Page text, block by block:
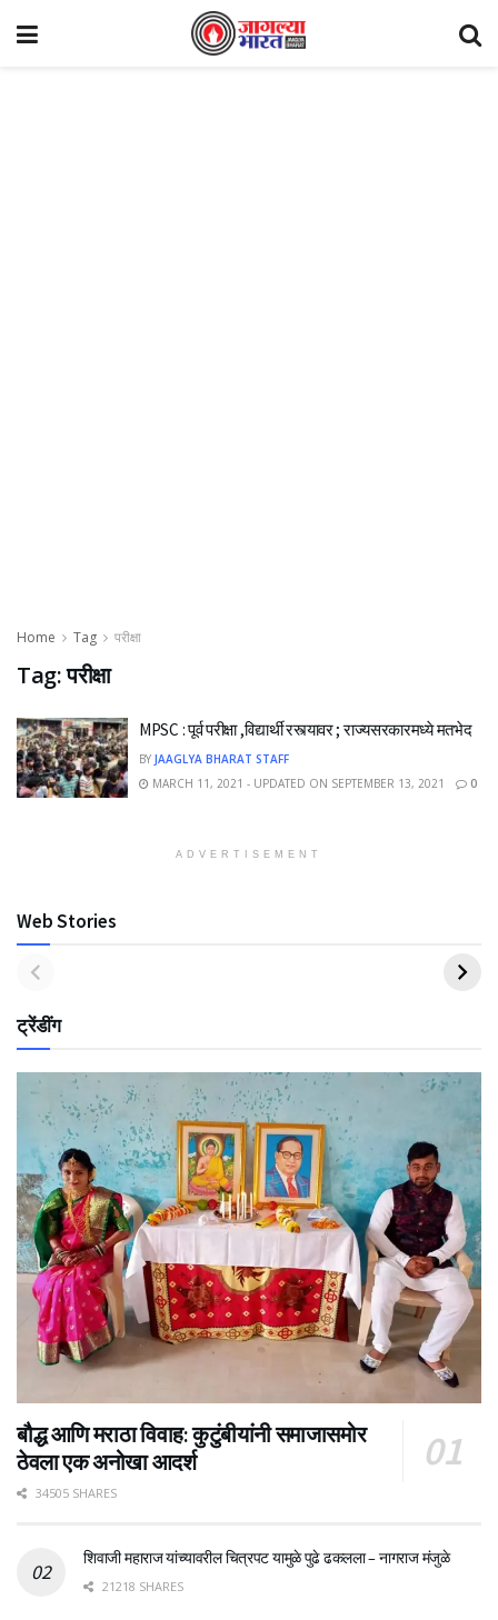
Home Tag परीक्षा
Tag:परीक्षा
MPSC : पूर्व परीक्षा ,विद्यार्थी रस्त्यावर ; राज्यसरकारमध्ये मतभेद
BY JAAGLYA BHARAT STAFF
MARCH 11, 2021 - UPDATED ON SEPTEMBER 13, 2021
0
ADVERTISEMENT
Web Stories
ट्रेंडींग
बौद्ध आणि मराठा विवाह: कुटुंबीयांनी समाजासमोर
ठेवला एक अनोखा आदर्श
34505 SHARES
शिवाजी महाराज यांच्यावरील चित्रपट यामुळे पुढे ढकलला – नागराज मंजुळे
21218 SHARES